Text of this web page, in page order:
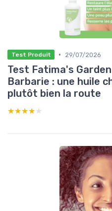
Test Produit • 29/07/2026
Test Fatima's
Barbarie : une huile
plutôt bien la route
★★★★★
★★★★★